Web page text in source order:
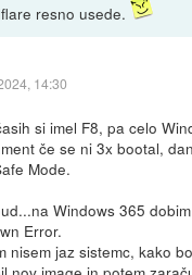
resno usede.
14:30
si imel F8, pa celo
če se ni 3x bootal,
Mode.
Windows 365
Error.
nisem jaz sistemc, kako